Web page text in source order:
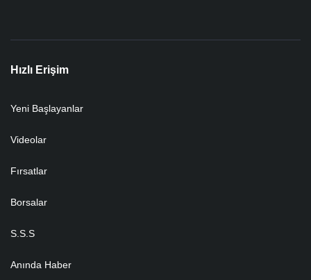
Hızlı Erişim
Yeni Başlayanlar
Videolar
Fırsatlar
Borsalar
S.S.S
Anında Haber